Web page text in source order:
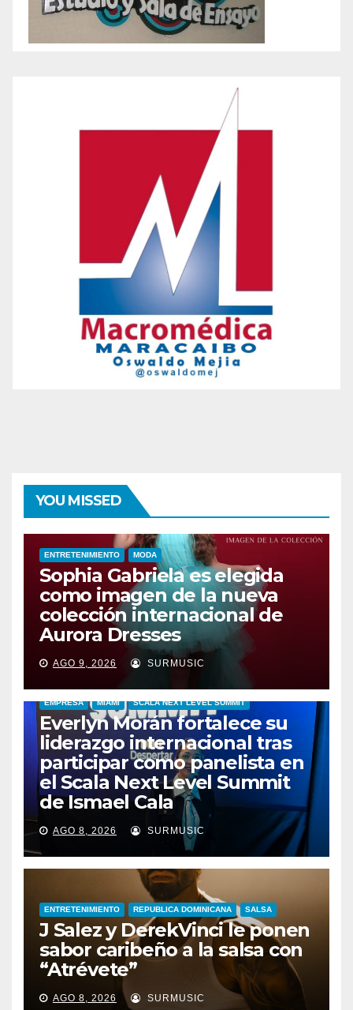
YOU MISSED
ENTRETENIMIENTO MODA
Sophia Gabriela es elegida
como imagen de la nueva
colección internacional de
Aurora Dresses
AGO 9, 2026 SURMUSIC
EMPRESA MIAMI SCALA NEXT LEVEL SUMMIT
Everlyn Morán fortalece su
liderazgo internacional tras
participar como panelista en
el Scala Next Level Summit
de Ismael Cala
AGO 8, 2026 SURMUSIC
ENTRETENIMIENTO REPUBLICA DOMINICANA SALSA
J Salez y DerekVinci le ponen
sabor caribeño a la salsa con
“Atrévete”
AGO 8, 2026 SURMUSIC
ENTRETENIMIENTO GUARACHA ZULIANA LIVE SESSION